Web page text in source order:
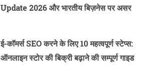
Update 2026 और भारतीय बिज़नेस पर असर
ई-कॉमर्स SEO करने के लिए 10 महत्वपूर्ण स्टेप्स:
ऑनलाइन स्टोर की बिक्री बढ़ाने की सम्पूर्ण गाइड